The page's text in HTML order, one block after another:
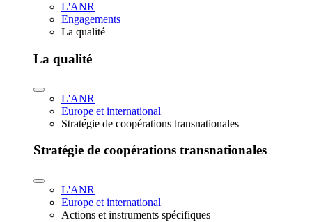
L'ANR
Engagements
La qualité
La qualité
L'ANR
Europe et international
Stratégie de coopérations transnationales
Stratégie de coopérations transnationales
L'ANR
Europe et international
Actions et instruments spécifiques